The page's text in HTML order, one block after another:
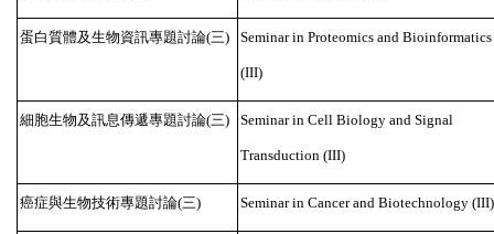
蛋白質體及生物資訊專題討論(三) Seminar in Proteomics and Bioinformatics
(III)
細胞生物及訊息傳遞專題討論(三) Seminar in Cell Biology and Signal
Transduction (III)
癌症與生物技術專題討論(三) Seminar in Cancer and Biotechnology (III)